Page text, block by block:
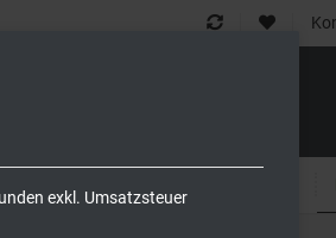
exkl. Umsatzsteuer